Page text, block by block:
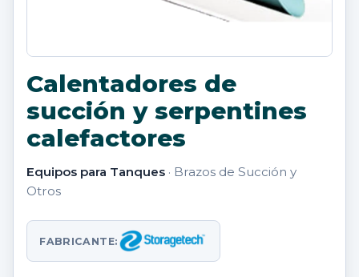
Calentadores de
succión y serpentines
calefactores
Equipos para Tanques · Brazos de Succión y
Otros
FABRICANTE: